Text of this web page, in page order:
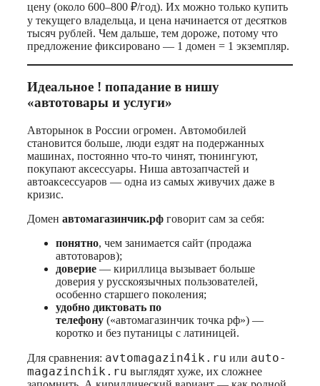
цену (около 600–800 ₽/год). Их можно только купить
у текущего владельца, и цена начинается от десятков
тысяч рублей. Чем дальше, тем дороже, потому что
предложение фиксировано — 1 домен = 1 экземпляр.
Идеальное ! попадание в нишу
«автотовары и услуги»
Авторынок в России огромен. Автомобилей
становится больше, люди ездят на подержанных
машинах, постоянно что‑то чинят, тюнингуют,
покупают аксессуары. Ниша автозапчастей и
автоаксессуаров — одна из самых живучих даже в
кризис.
Домен автомагазинчик.рф говорит сам за себя:
понятно, чем занимается сайт (продажа
автотоваров);
доверие — кириллица вызывает больше
доверия у русскоязычных пользователей,
особенно старшего поколения;
удобно диктовать по
телефону («автомагазинчик точка рф») —
коротко и без путаницы с латиницей.
Для сравнения: avtomagazin4ik.ru или auto-
magazinchik.ru выглядят хуже, их сложнее